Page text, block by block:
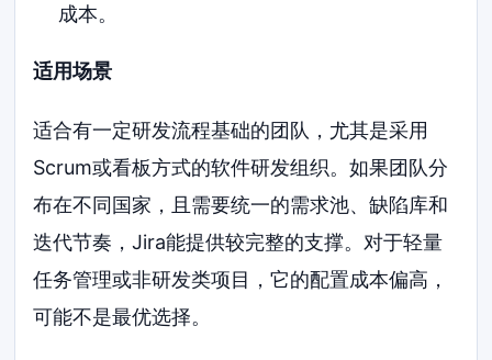
成本。
适用场景
适合有一定研发流程基础的团队，尤其是采用
Scrum或看板方式的软件研发组织。如果团队分
布在不同国家，且需要统一的需求池、缺陷库和
迭代节奏，Jira能提供较完整的支撑。对于轻量
任务管理或非研发类项目，它的配置成本偏高，
可能不是最优选择。